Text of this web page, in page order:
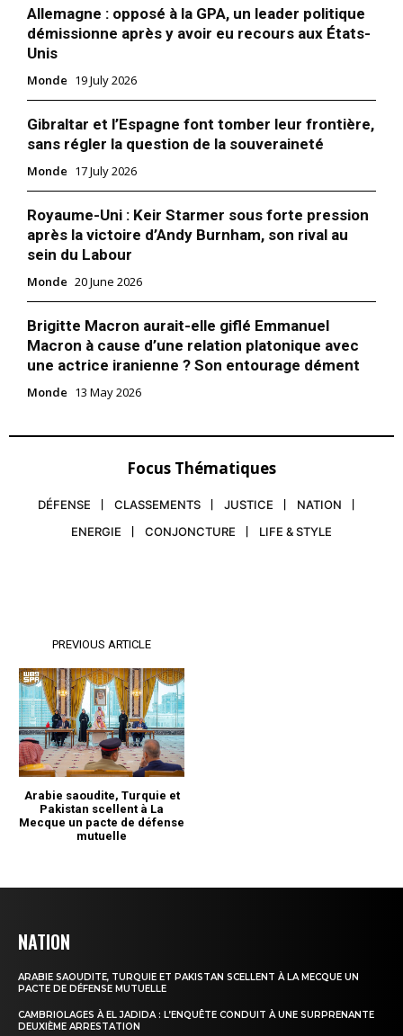
NATION
ARABIE SAOUDITE, TURQUIE ET PAKISTAN SCELLENT À LA MECQUE UN
PACTE DE DÉFENSE MUTUELLE
CAMBRIOLAGES À EL JADIDA : L’ENQUÊTE CONDUIT À UNE SURPRENANTE
DEUXIÈME ARRESTATION